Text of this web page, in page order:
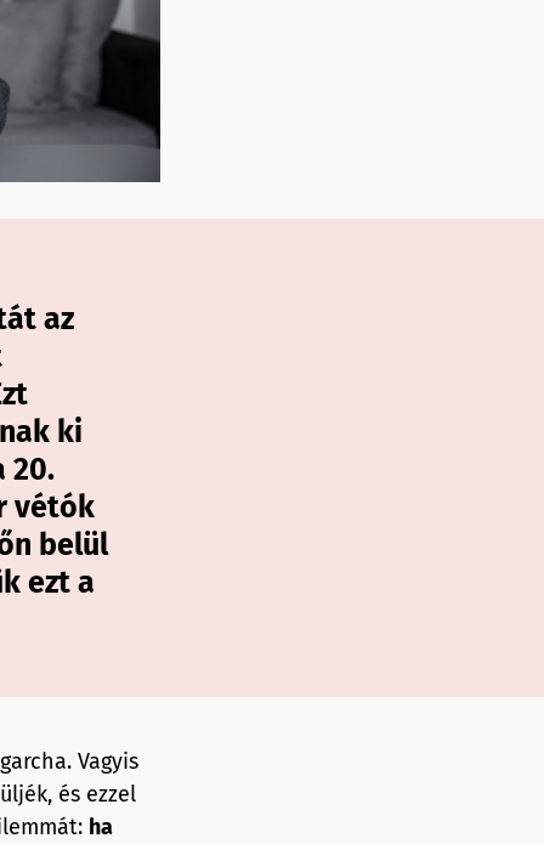
az
ki
20.
vétók
belül
ezt a
Vagyis
és ezzel
ha